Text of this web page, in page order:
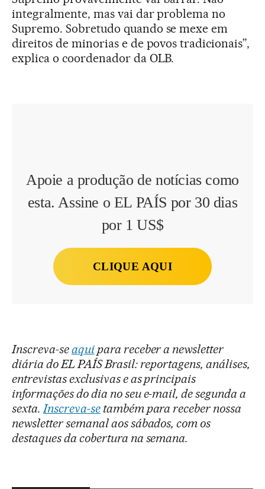
integralmente, mas vai dar problema no
Supremo. Sobretudo quando se mexe em
direitos de minorias e de povos tradicionais”,
explica o coordenador da OLB.
Apoie a produção de notícias como
esta. Assine o EL PAÍS por 30 dias
por 1 US$
CLIQUE AQUI
Inscreva-seaquipara receber a newsletter
diária do EL PAÍS Brasil: reportagens, análises,
entrevistas exclusivas e as principais
informações do dia no seu e-mail, de segunda a
sexta. Inscreva-setambém para receber nossa
newsletter semanal aos sábados, com os
destaques da cobertura na semana.